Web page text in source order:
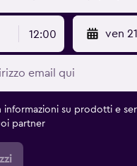
12:00 ven
informazioni su prodotti e
partner